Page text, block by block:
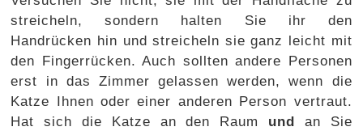
streicheln, sondern halten Sie ihr den
Handrücken hin und streicheln sie ganz leicht mit
den Fingerrücken. Auch sollten andere Personen
erst in das Zimmer gelassen werden, wenn die
Katze Ihnen oder einer anderen Person vertraut.
Hat sich die Katze an den Raum und an Sie